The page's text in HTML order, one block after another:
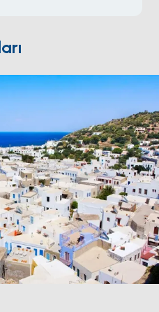
lavlardan oluşan
Nisyros
mesafesinde. Sezon